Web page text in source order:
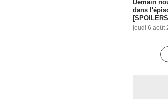
Demain
dans
jeudi 6 août